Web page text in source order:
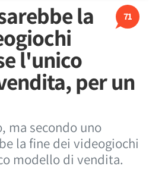
71
la
l'unico
per un
ma secondo uno
la fine dei videogiochi
modello di vendita.